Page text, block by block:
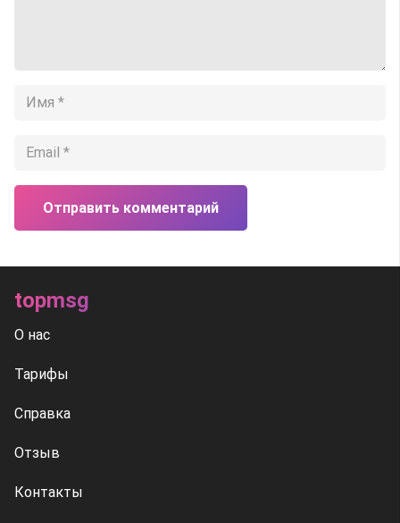
Отправить комментарий
topmsg
О нас
Тарифы
Справка
Отзыв
Контакты